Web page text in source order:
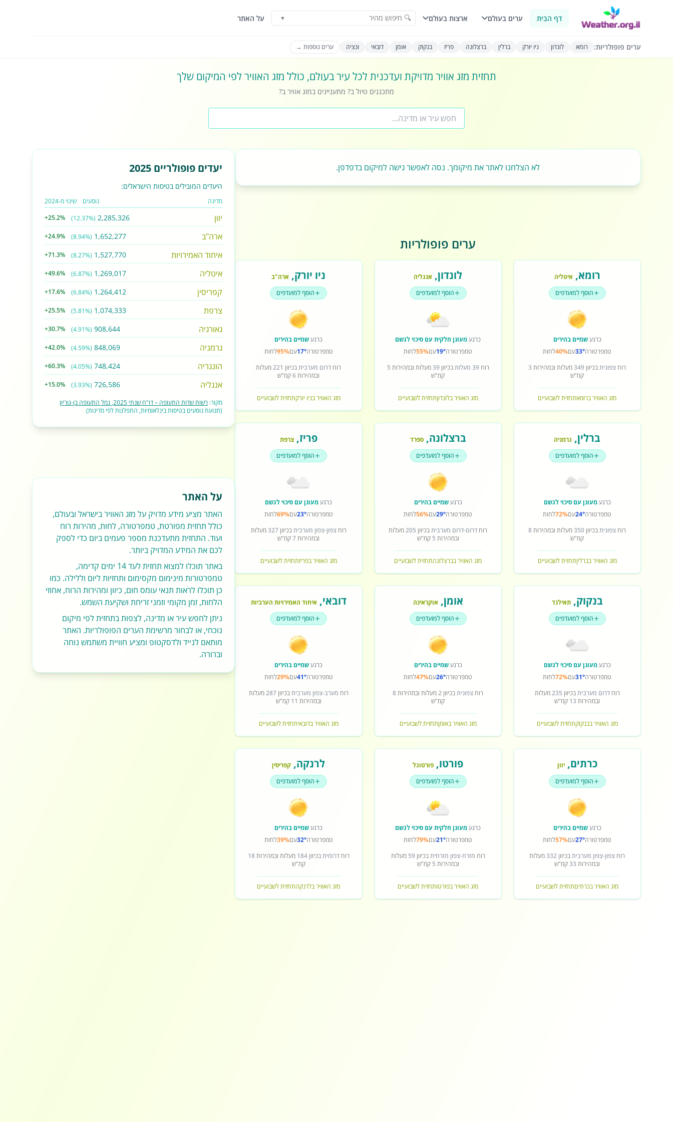
דף הבית ערים בעולם ארצות בעולם 🔍 חיפוש מהיר ▼ על האתר
ערים פופולריות: רומא לונדון ניו יורק ברלין ברצלונה פריז בנקוק אומן דובאי ונציה ערים נוספות →
תחזית מזג אוויר מדויקת ועדכנית לכל עיר בעולם, כולל מזג האוויר לפי המיקום שלך
מתכננים טיול ב? מתעניינים במזג אוויר ב?
לא הצלחנו לאתר את מיקומך. נסה לאפשר גישה למיקום בדפדפן.
ערים פופולריות
רומא, איטליה
הוסף למועדפים
כרגעשמיים בהירים
טמפרטורה33°עם40%לחות
רוח צפוניתבכיוון349מעלות ובמהירות 3
קמ"ש
מזג האוויר ברומאתחזית לשבועיים
לונדון, אנגליה
הוסף למועדפים
כרגעמעונן חלקית עם סיכוי לגשם
טמפרטורה19°עם55%לחות
רוח39 מעלות בכיוון39מעלות ובמהירות 5
קמ"ש
מזג האוויר בלונדוןתחזית לשבועיים
ניו יורק, ארה"ב
הוסף למועדפים
כרגעשמיים בהירים
טמפרטורה17°עם95%לחות
רוח דרום מערביתבכיוון 221מעלות
ובמהירות6קמ"ש
מזג האוויר בניו יורקתחזית לשבועיים
ברלין, גרמניה
הוסף למועדפים
כרגעמעונן עם סיכוי לגשם
טמפרטורה24°עם72%לחות
רוח צפוניתבכיוון350מעלות ובמהירות8
קמ"ש
מזג האוויר בברליןתחזית לשבועיים
ברצלונה,ספרד
הוסף למועדפים
כרגעשמיים בהירים
טמפרטורה29°עם56%לחות
רוח דרום-דרום מערביתבכיוון 205מעלות
ובמהירות 5 קמ"ש
מזג האוויר בברצלונהתחזית לשבועיים
פריז,צרפת
הוסף למועדפים
כרגעמעונן עם סיכוי לגשם
טמפרטורה23°עם69%לחות
רוחצפון-צפון מערביתבכיוון327מעלות
ובמהירות7קמ"ש
מזג האוויר בפריזתחזית לשבועיים
בנקוק,תאילנד
הוסף למועדפים
כרגעמעונן עם סיכוי לגשם
טמפרטורה31°עם72%לחות
רוחדרום מערביתבכיוון 235מעלות
ובמהירות 13 קמ"ש
מזג האוויר בבנקוקתחזית לשבועיים
אומן, אוקראינה
הוסף למועדפים
כרגעשמיים בהירים
טמפרטורה26°עם47%לחות
רוח צפוניתבכיוון2מעלות ובמהירות8
קמ"ש
מזג האוויר באומןתחזית לשבועיים
דובאי, איחוד האמירויות הערביות
הוסף למועדפים
כרגעשמיים בהירים
טמפרטורה41°עם29%לחות
רוח מערב-צפון מערביתבכיוון287מעלות
ובמהירות 11 קמ"ש
מזג האוויר בדובאיתחזית לשבועיים
כרתים,יוון
הוסף למועדפים
כרגעשמיים בהירים
טמפרטורה27°עם57%לחות
רוח צפון-צפון מערביתבכיוון332מעלות
ובמהירות 33קמ"ש
מזג האוויר בכרתיםתחזית לשבועיים
פורטו, פורטוגל
הוסף למועדפים
כרגעמעונן חלקית עם סיכוי לגשם
טמפרטורה21°עם79%לחות
רוח מזרח-צפון מזרחיתבכיוון59 מעלות
ובמהירות 5 קמ"ש
מזג האוויר בפורטותחזית לשבועיים
לרנקה, קפריסין
הוסף למועדפים
כרגעשמיים בהירים
טמפרטורה32°עם39%לחות
רוחדרומיתבכיוון184 מעלות ובמהירות18
קמ"ש
מזג האוויר בלרנקהתחזית לשבועיים
יעדים פופולריים 2025
היעדים המובילים בטיסות הישראלים:
מדינה נוסעים שינוי מ-2024
יוון 2,285,326
(12.37%)
+25.2%
ארה"ב 1,652,277
(8.94%)
+24.9%
איחוד האמירויות 1,527,770
(8.27%)
+71.3%
איטליה 1,269,017
(6.87%)
+49.6%
קפריסין 1,264,412
(6.84%)
+17.6%
צרפת 1,074,333
(5.81%)
+25.5%
גאורגיה 908,644
(4.91%)
+30.7%
גרמניה 848,069
(4.59%)
+42.0%
הונגריה 748,424
(4.05%)
+60.3%
אנגליה 726,586
(3.93%)
+15.0%
מקור: רשות שדות התעופה – דו"ח שנתי 2025, נמל התעופה בן-גוריון
(תנועת נוסעים בטיסות בינלאומיות, התפלגות לפי מדינות)
על האתר
האתר מציע מידע מדויק על מזג האוויר בישראל ובעולם,
כולל תחזית מפורטת, טמפרטורה, לחות, מהירות רוח
ועוד. התחזית מתעדכנת מספר פעמים ביום כדי לספק
לכם את המידע המדויק ביותר.
באתר תוכלו למצוא תחזית לעד 14 ימים קדימה,
טמפרטורות מינימום מקסימום ותחזיות ליום וללילה. כמו
כן תוכלו לראות תנאי עומס חום, כיוון ומהירות הרוח, אחוזי
הלחות, זמן מקומי וזמני זריחת ושקיעת השמש.
ניתן לחפש עיר או מדינה, לצפות בתחזית לפי מיקום
נוכחי, או לבחור מרשימת הערים הפופולריות. האתר
מותאם לנייד ולדסקטופ ומציע חוויית משתמש נוחה
וברורה.